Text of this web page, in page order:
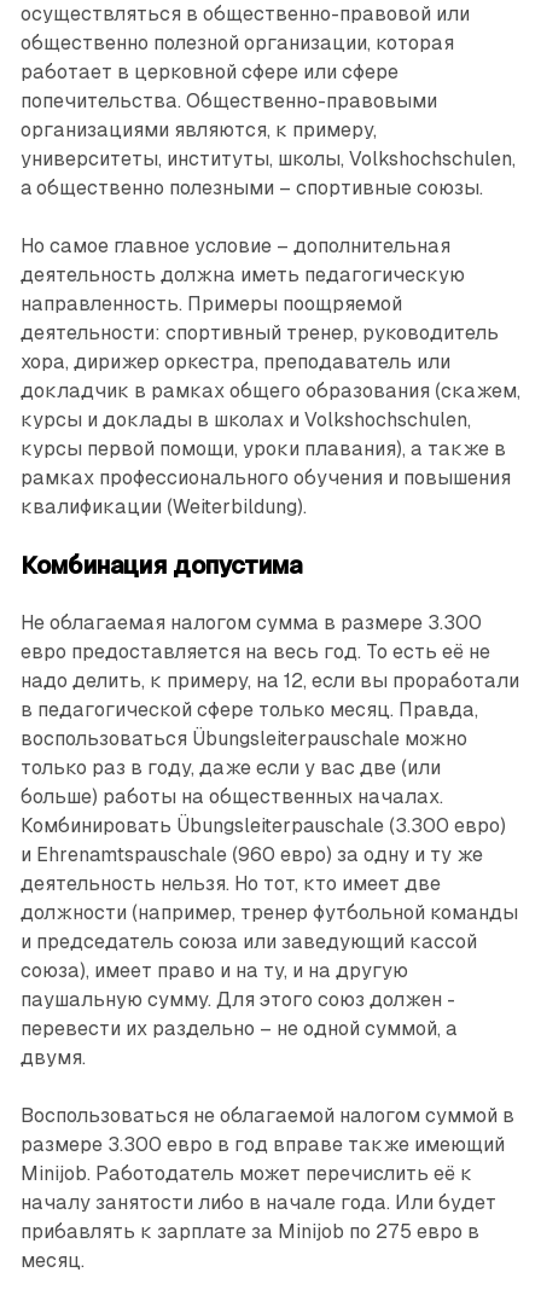
осуществляться в общественно-правовой или
общественно полезной организации, которая
работает в церковной сфере или сфере
попечительства. Общественно-правовыми
организациями являются, к примеру,
университеты, институты, школы, Volkshochschulen,
a общественно полезными – спортивные союзы.
Но самое главное условие – дополнительная
деятельность должна иметь педагогическую
направленность. Примеры поощряемой
деятельности: спортивный тренер, руководитель
хора, дирижер оркестра, преподаватель или
докладчик в рамках общего образования (скажем,
курсы и доклады в школах и Volkshochschulen,
курсы первой помощи, уроки плавания), а также в
рамках профессионального обучения и повышения
квалификации (Weiterbildung).
Комбинация допустима
Не облагаемая налогом сумма в размере 3.300
евро предоставляется на весь год. То есть её не
надо делить, к примеру, на 12, если вы проработали
в педагогической сфере только месяц. Правда,
воспользоваться Übungsleiterpauschale можно
только раз в году, даже если у вас две (или
больше) работы на общественных началах.
Комбинировать Übungsleiterpauschale (3.300 евро)
и Ehrenamtspauschale (960 евро) за одну и ту же
деятельность нельзя. Но тот, кто имеет две
должности (например, тренер футбольной команды
и председатель союза или заведующий кассой
союза), имеет право и на ту, и на другую
паушальную сумму. Для этого союз должен ­
перевести их раздельно – не одной суммой, а
двумя.
Воспользоваться не облагаемой налогом суммой в
размере 3.300 евро в год вправе также имеющий
Minijob. Работодатель может перечислить её к
началу занятости либо в начале года. Или будет
прибавлять к зарплате за Minijob по 275 евро в
месяц.